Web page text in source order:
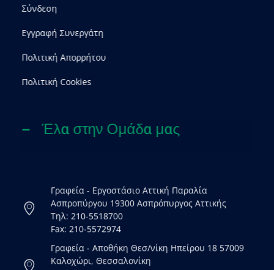
Σύνδεση
Εγγραφή Συνεργάτη
Πολιτική Απορρήτου
Πολιτική Cookies
Έλα στην Ομάδα μας
Γραφεία - Εργοστάσιο Αττική Παραλία
Ασπροπύργου 19300 Ασπρόπυργος Αττικής
Τηλ: 210-5518700
Fax: 210-5572974
Γραφεία - Αποθήκη Θεσ/νίκη Ηπείρου 18 57009
Καλοχώρι, Θεσσαλονίκη